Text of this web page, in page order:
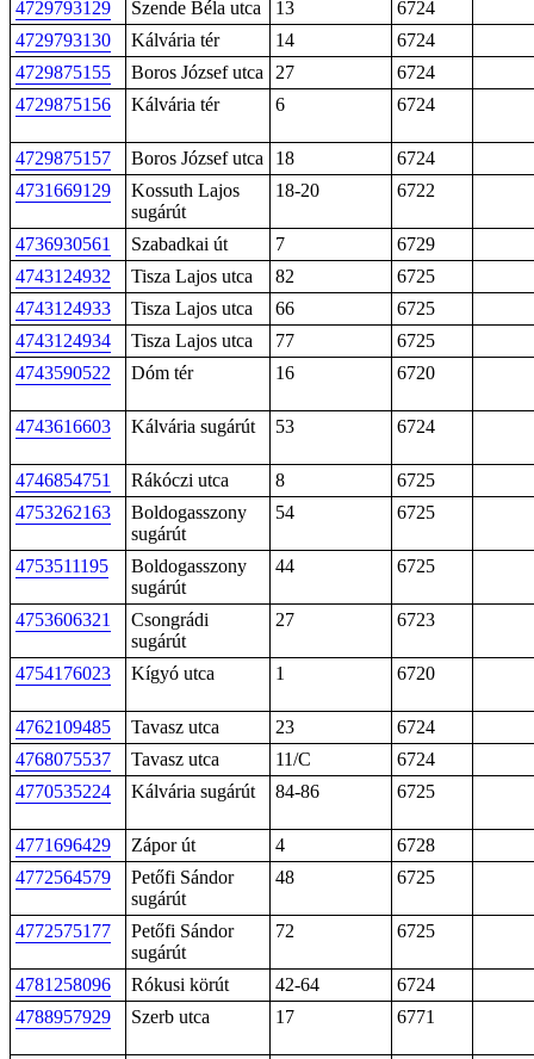
4729793129 Szende Béla utca 13
6724
4729793130
Kálvária tér 14
6724
4729875155
Boros József utca 27
6724
4729875156
Kálvária tér 6 6724
4729875157 Boros József utca 18
6724
4731669129
Kossuth Lajos
sugárút
18-20 6722
4736930561 Szabadkai út 7
6729
4743124932
Tisza Lajos utca 82
6725
4743124933
Tisza Lajos utca 66
6725
4743124934
Tisza Lajos utca 77
6725
4743590522
Dóm tér 16 6720
4743616603 Kálvária sugárút 53 6724
4746854751 Rákóczi utca 8
6725
4753262163
Boldogasszony
sugárút
54 6725
4753511195
Boldogasszony
sugárút
44 6725
4753606321
Csongrádi
sugárút
27 6723
4754176023 Kígyó utca 1 6720
4762109485 Tavasz utca 23
6724
4768075537
Tavasz utca 11/C
6724
4770535224
Kálvária sugárút 84-86 6725
4771696429 Zápor út 4
6728
4772564579
Petőfi Sándor
sugárút
48 6725
4772575177
Petőfi Sándor
sugárút
72 6725
4781258096 Rókusi körút 42-64
6724
4788957929
Szerb utca 17 6771